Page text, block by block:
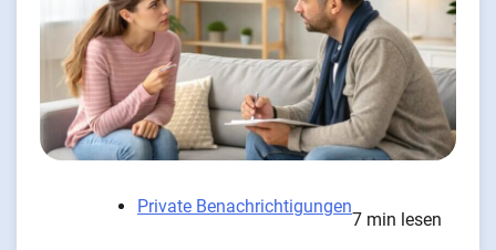
Private Benachrichtigungen
7 min lesen